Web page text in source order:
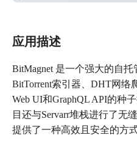
应用描述
BitMagnet 是一个强大的自
BitTorrent索引器、DHT网络
Web UI和GraphQL API的种
目还与Servarr堆栈进行了无
提供了一种高效且安全的方